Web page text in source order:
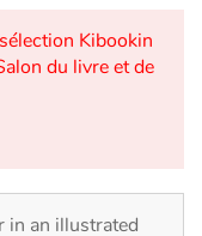
Kibookin
du livre et de
in an illustrated